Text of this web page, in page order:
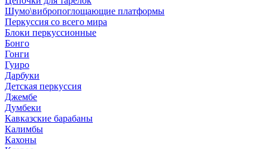
Шумо\вибропоглощающие платформы
Перкуссия со всего мира
Блоки перкуссионные
Бонго
Гонги
Гуиро
Дарбуки
Детская перкуссия
Джембе
Думбеки
Кавказские барабаны
Калимбы
Кахоны